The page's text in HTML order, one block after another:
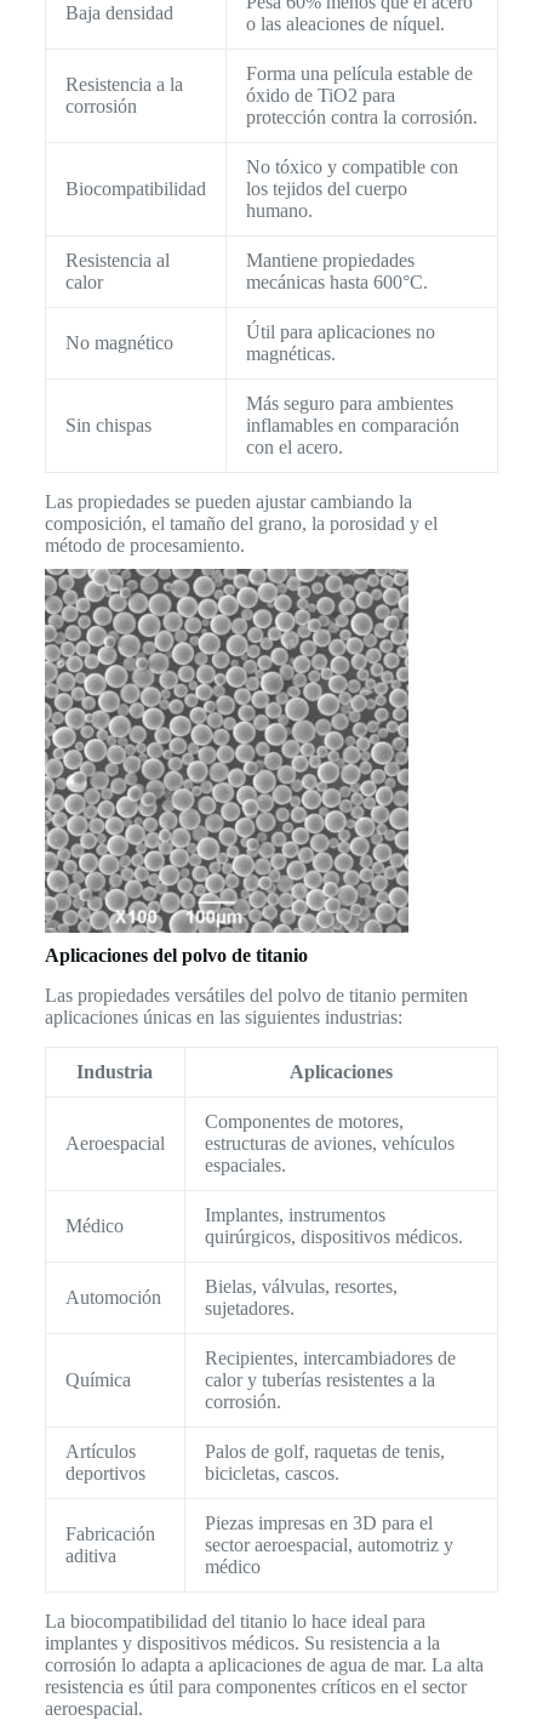
Baja densidad
o las aleaciones de níquel.
Resistencia a la
corrosión
Forma una película estable de
óxido de TiO2 para
protección contra la corrosión.
Biocompatibilidad
No tóxico y compatible con
los tejidos del cuerpo
humano.
Resistencia al
calor
Mantiene propiedades
mecánicas hasta 600°C.
No magnético
Útil para aplicaciones no
magnéticas.
Sin chispas
Más seguro para ambientes
inflamables en comparación
con el acero.
Las propiedades se pueden ajustar cambiando la
composición, el tamaño del grano, la porosidad y el
método de procesamiento.
Aplicaciones del polvo de titanio
Las propiedades versátiles del polvo de titanio permiten
aplicaciones únicas en las siguientes industrias:
Industria Aplicaciones
Aeroespacial
Componentes de motores,
estructuras de aviones, vehículos
espaciales.
Médico
Implantes, instrumentos
quirúrgicos, dispositivos médicos.
Automoción
Bielas, válvulas, resortes,
sujetadores.
Química
Recipientes, intercambiadores de
calor y tuberías resistentes a la
corrosión.
Artículos
deportivos
Palos de golf, raquetas de tenis,
bicicletas, cascos.
Fabricación
aditiva
Piezas impresas en 3D para el
sector aeroespacial, automotriz y
médico
La biocompatibilidad del titanio lo hace ideal para
implantes y dispositivos médicos. Su resistencia a la
corrosión lo adapta a aplicaciones de agua de mar. La alta
resistencia es útil para componentes críticos en el sector
aeroespacial.